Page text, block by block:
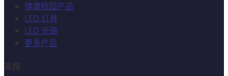
健康校园产品
LED 灯具
LED 光源
更多产品